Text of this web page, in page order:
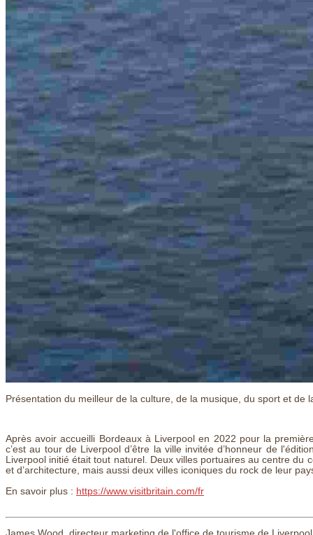
Présentation du meilleur de la culture, de la musique, du sport et de
Après avoir accueilli Bordeaux à Liverpool en 2022 pour la
c’est au tour de Liverpool d’être la ville invitée d’honneur de
Liverpool initié était tout naturel. Deux villes portuaires au centre
et d’architecture, mais aussi deux villes iconiques du rock de leur
En savoir plus : https://www.visitbritain.com/fr